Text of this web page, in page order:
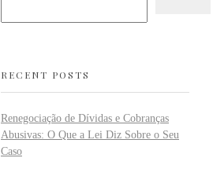
RECENT POSTS
Renegociação de Dívidas e Cobranças
Abusivas: O Que a Lei Diz Sobre o Seu
Caso